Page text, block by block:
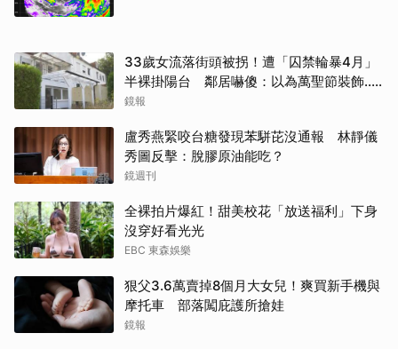
33歲女流落街頭被拐！遭「囚禁輪暴4月」
半裸掛陽台 鄰居嚇傻：以為萬聖節裝飾...
主謀竟與妻小同住
鏡報
盧秀燕緊咬台糖發現苯駢芘沒通報 林靜儀
秀圖反擊：脫膠原油能吃？
鏡週刊
全裸拍片爆紅！甜美校花「放送福利」下身
沒穿好看光光
EBC 東森娛樂
狠父3.6萬賣掉8個月大女兒！爽買新手機與
摩托車 部落闖庇護所搶娃
鏡報